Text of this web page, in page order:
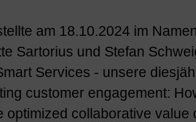
am 18.10.2024 im
Sartorius und Stefan
Services - unsere
customer engagement:
optimized collaborative value